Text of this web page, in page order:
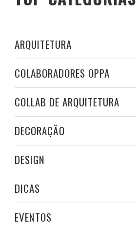
ARQUITETURA
COLABORADORES OPPA
COLLAB DE ARQUITETURA
DECORAÇÃO
DESIGN
DICAS
EVENTOS